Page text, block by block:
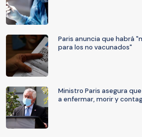
Paris anuncia que habrá
para los no vacunados"
Ministro Paris asegura
a enfermar, morir y